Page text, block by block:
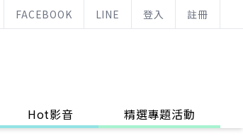
FACEBOOK LINE 登入 註冊
Hot影音 精選專題活動